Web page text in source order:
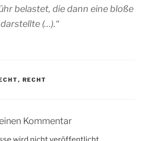
belastet, die dann eine bloße
(…).“
, RECHT
Kommentar